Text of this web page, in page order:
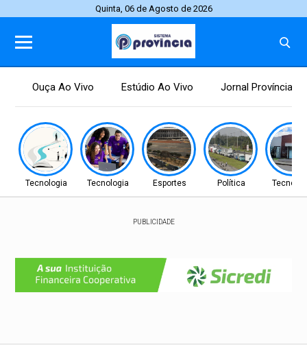
Quinta, 06 de Agosto de 2026
Ouça Ao Vivo Estúdio Ao Vivo Jornal Província
Tecnologia Tecnologia Esportes Política
PUBLICIDADE